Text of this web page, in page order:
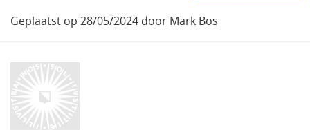
Geplaatst op 28/05/2024 door Mark Bos